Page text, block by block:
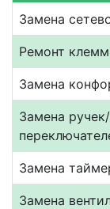
Замена
Ремонт клемм
Замена
Замена
Замена
Замена